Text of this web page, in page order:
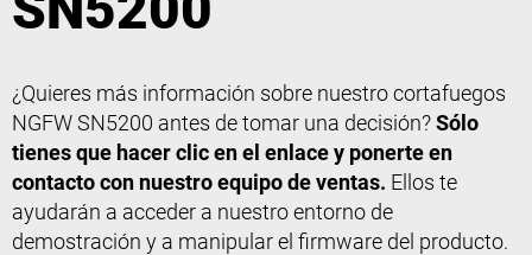
¿Quieres más información sobre nuestro cortafuegos
NGFW SN5200 antes de tomar una decisión? Sólo
tienes que hacer clic en el enlace y ponerte en
contacto con nuestro equipo de ventas. Ellos te
ayudarán a acceder a nuestro entorno de
demostración y a manipular el firmware del producto.